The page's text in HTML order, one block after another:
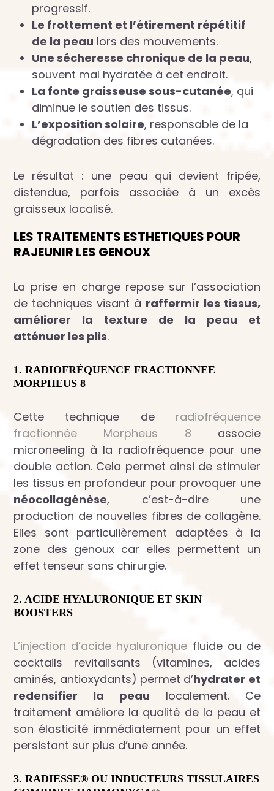
progressif.
Le frottement et l’étirement répétitif
de la peau lors des mouvements.
Une sécheresse chronique de la peau,
souvent mal hydratée à cet endroit.
La fonte graisseuse sous-cutanée, qui
diminue le soutien des tissus.
L’exposition solaire, responsable de la
dégradation des fibres cutanées.
Le résultat : une peau qui devient fripée,
distendue, parfois associée à un excès
graisseux localisé.
LES TRAITEMENTS ESTHETIQUES POUR
RAJEUNIR LES GENOUX
La prise en charge repose sur l’association
de techniques visant à raffermir les tissus,
améliorer la texture de la peau et
atténuer les plis.
1.RADIOFRÉQUENCE FRACTIONNEE
MORPHEUS 8
Cette technique de radiofréquence
fractionnée Morpheus 8 associe
microneeling à la radiofréquence pour une
double action. Cela permet ainsi de stimuler
les tissus en profondeur pour provoquer une
néocollagénèse, c’est-à-dire une
production de nouvelles fibres de collagène.
Elles sont particulièrement adaptées à la
zone des genoux car elles permettent un
effet tenseur sans chirurgie.
2. ACIDE HYALURONIQUE ET SKIN
BOOSTERS
L’injection d’acide hyaluronique fluide ou de
cocktails revitalisants (vitamines, acides
aminés, antioxydants) permet d’hydrater et
redensifier la peau localement. Ce
traitement améliore la qualité de la peau et
son élasticité immédiatement pour un effet
persistant sur plus d’une année.
3.RADIESSE® OUINDUCTEURS TISSULAIRES